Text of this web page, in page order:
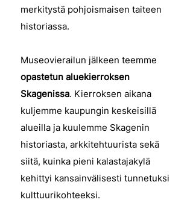
merkitystä pohjoismaisen taiteen
historiassa.
Museovierailun jälkeen teemme
opastetun aluekierroksen
Skagenissa. Kierroksen aikana
kuljemme kaupungin keskeisillä
alueilla ja kuulemme Skagenin
historiasta, arkkitehtuurista sekä
siitä, kuinka pieni kalastajakylä
kehittyi kansainvälisesti tunnetuksi
kulttuurikohteeksi.